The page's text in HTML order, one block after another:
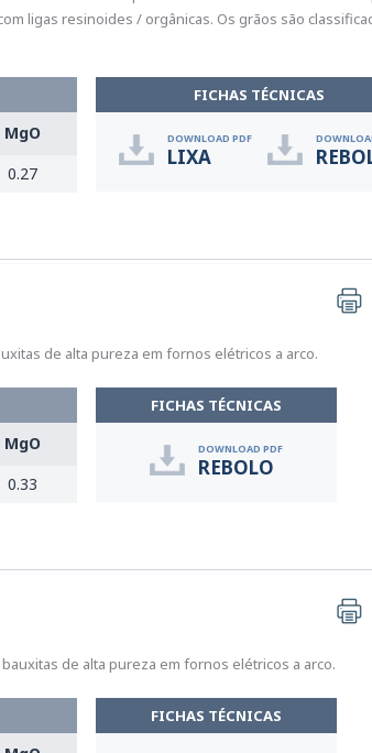
ligas resinoides / orgânicas. Os grãos são
MgO
0.27
FICHAS TÉCNICAS
DOWNLOAD PDF
LIXA
de alta pureza em fornos elétricos a arco.
MgO
0.33
FICHAS TÉCNICAS
DOWNLOAD PDF
REBOLO
de alta pureza em fornos elétricos a arco.
FICHAS TÉCNICAS